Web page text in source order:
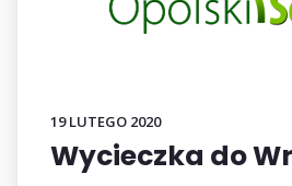
19 LUTEGO 2020
Wycieczka do